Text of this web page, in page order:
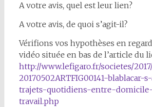
A votre avis, quel est leur lien?
A votre avis, de quoi s’agit-il?
Vérifions vos hypothèses en
vidéo située en bas de l’article du
http://www.lefigaro.fr/societes/
20170502ARTFIG00141-blablacar-
trajets-quotidiens-entre-
travail.php